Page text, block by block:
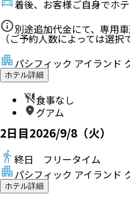
着後、お客様ご自身でホ
別途追加代金にて、専用
（ご予約人数によっては選
パシフィック アイランド
ホテル詳細
食事なし
グアム
2日目2026/9/8（火）
終日 フリータイム
パシフィック アイランド
ホテル詳細